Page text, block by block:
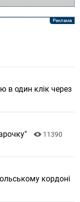
в один клік через
11390
кордоні